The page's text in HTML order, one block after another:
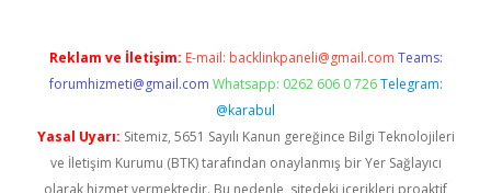
Reklam ve İletişim: E-mail: backlinkpaneli@gmail.com Teams:
forumhizmeti@gmail.com Whatsapp: 0262 606 0 726 Telegram:
@karabul
Yasal Uyarı: Sitemiz, 5651 Sayılı Kanun gereğince Bilgi Teknolojileri
ve İletişim Kurumu (BTK) tarafından onaylanmış bir Yer Sağlayıcı
olarak hizmet vermektedir. Bu nedenle, sitedeki içerikleri proaktif